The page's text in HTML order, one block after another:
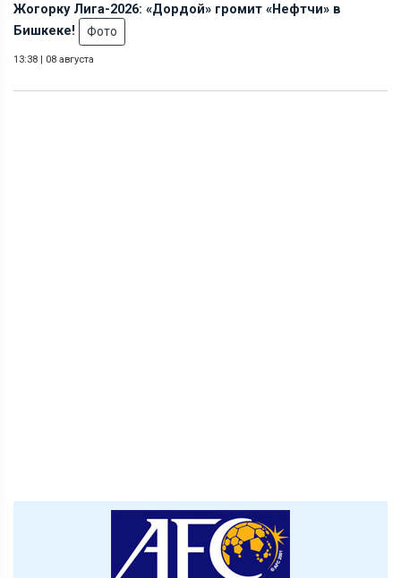
Жогорку Лига-2026: «Дордой» громит «Нефтчи» в
Бишкеке!
Фото
13:38 | 08 августа